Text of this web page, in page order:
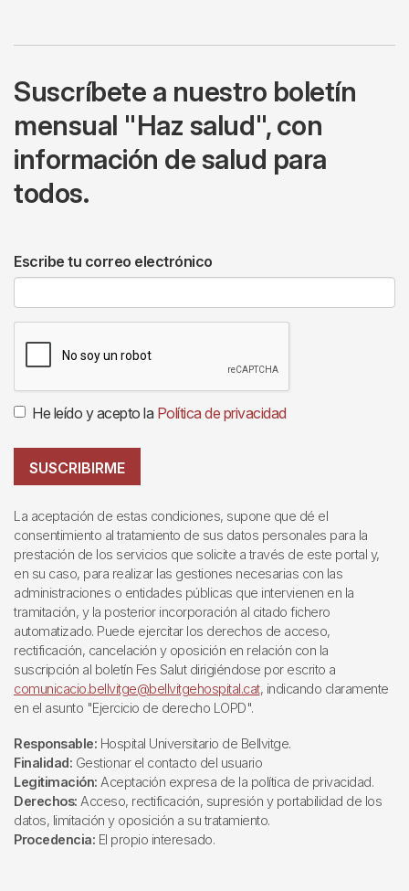
Suscríbete a nuestro boletín
mensual "Haz salud", con
información de salud para
todos.
Escribe tu correo electrónico
He leído y acepto la Política de privacidad
SUSCRIBIRME
La aceptación de estas condiciones, supone que dé el
consentimiento al tratamiento de sus datos personales para la
prestación de los servicios que solicite a través de este portal y,
en su caso, para realizar las gestiones necesarias con las
administraciones o entidades públicas que intervienen en la
tramitación, y la posterior incorporación al citado fichero
automatizado. Puede ejercitar los derechos de acceso,
rectificación, cancelación y oposición en relación con la
suscripción al boletín Fes Salut dirigiéndose por escrito a
comunicacio.bellvitge@bellvitgehospital.cat, indicando claramente
en el asunto "Ejercicio de derecho LOPD".
Responsable: Hospital Universitario de Bellvitge.
Finalidad: Gestionar el contacto del usuario
Legitimación: Aceptación expresa de la política de privacidad.
Derechos: Acceso, rectificación, supresión y portabilidad de los
datos, limitación y oposición a su tratamiento.
Procedencia: El propio interesado.